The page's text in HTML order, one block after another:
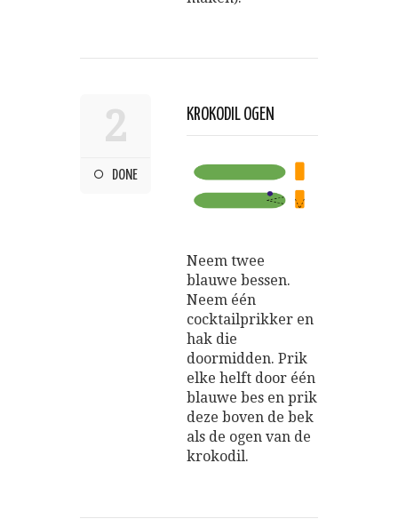
2
DONE
KROKODIL OGEN
Neem twee
blauwe bessen.
Neem één
cocktailprikker en
hak die
doormidden. Prik
elke helft door één
blauwe bes en prik
deze boven de bek
als de ogen van de
krokodil.